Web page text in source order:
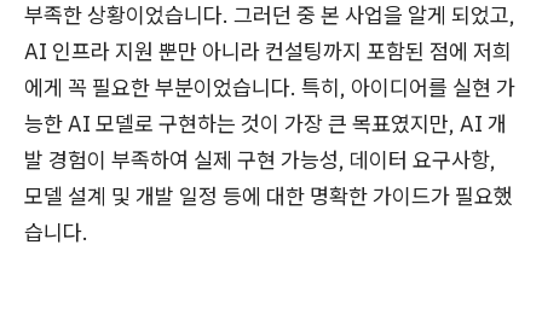
부족한 상황이었습니다. 그러던 중 본 사업을 알게 되었고,
AI 인프라 지원 뿐만 아니라 컨설팅까지 포함된 점에 저희
에게 꼭 필요한 부분이었습니다. 특히, 아이디어를 실현 가
능한 AI 모델로 구현하는 것이 가장 큰 목표였지만, AI 개
발 경험이 부족하여 실제 구현 가능성, 데이터 요구사항,
모델 설계 및 개발 일정 등에 대한 명확한 가이드가 필요했
습니다.